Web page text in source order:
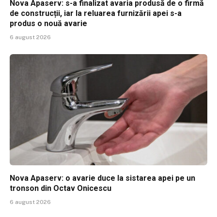
Nova Apaserv: s-a finalizat avaria produsă de o firmă
de construcții, iar la reluarea furnizării apei s-a
produs o nouă avarie
6 august 2026
Nova Apaserv: o avarie duce la sistarea apei pe un
tronson din Octav Onicescu
6 august 2026